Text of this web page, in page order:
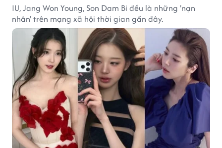
IU, Jang Won Young, Son Dam Bi đều là những 'nạn
nhân' trên mạng xã hội thời gian gần đây.